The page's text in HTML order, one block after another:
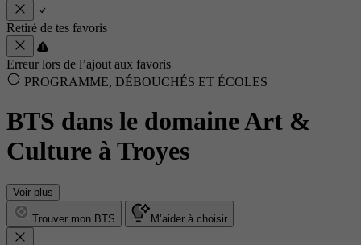
Retiré de tes favoris
Erreur lors de l’ajout aux favoris
PROGRAMME, DÉBOUCHÉS ET ÉCOLES
BTS dans le domaine Art &
Culture à Troyes
Voir plus
Trouver mon BTS M’aider à choisir